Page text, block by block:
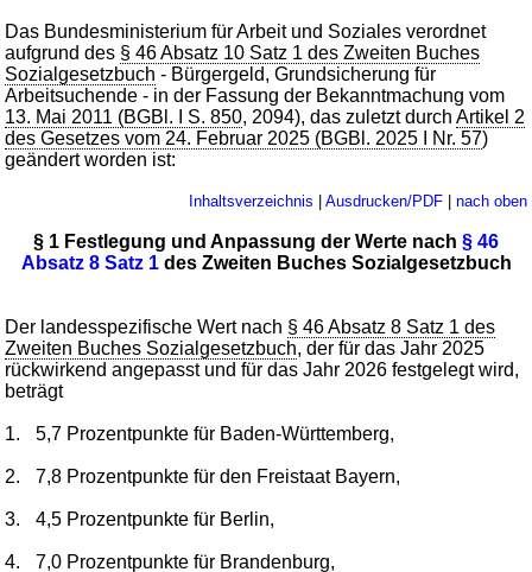
Das Bundesministerium für Arbeit und Soziales verordnet
aufgrund des § 46 Absatz 10 Satz 1 des Zweiten Buches
Sozialgesetzbuch - Bürgergeld, Grundsicherung für
Arbeitsuchende - in der Fassung der Bekanntmachung vom
13. Mai 2011 (BGBl. I S. 850, 2094), das zuletzt durchArtikel 2
des Gesetzes vom 24. Februar 2025 (BGBl. 2025 I Nr. 57)
geändert worden ist:
Inhaltsverzeichnis | Ausdrucken/PDF| nach oben
§ 1 Festlegung und Anpassung der Werte nach § 46
Absatz 8 Satz 1des Zweiten Buches Sozialgesetzbuch
Der landesspezifische Wert nach § 46 Absatz 8 Satz 1 des
Zweiten Buches Sozialgesetzbuch, der für das Jahr 2025
rückwirkend angepasst und für das Jahr 2026 festgelegt wird,
beträgt
1. 5,7 Prozentpunkte für Baden-Württemberg,
2. 7,8 Prozentpunkte für den Freistaat Bayern,
3. 4,5 Prozentpunkte für Berlin,
4. 7,0 Prozentpunkte für Brandenburg,